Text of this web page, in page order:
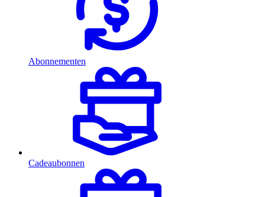
Abonnementen
Cadeaubonnen